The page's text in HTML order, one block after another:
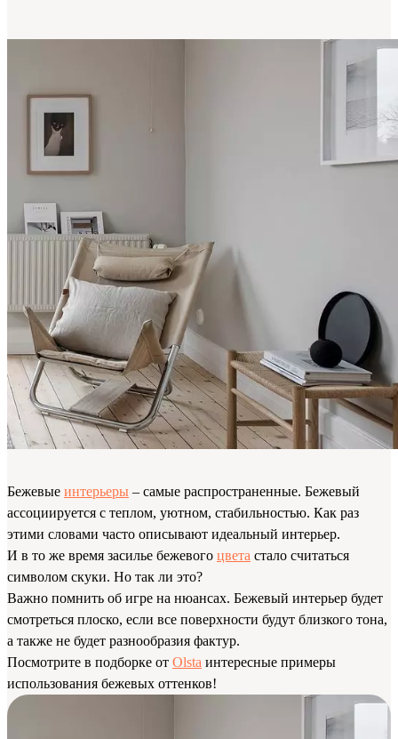
Бежевые интерьеры – самые распространенные. Бежевый
ассоциируется с теплом, уютном, стабильностью. Как раз
этими словами часто описывают идеальный интерьер.
И в то же время засилье бежевого цвета стало считаться
символом скуки. Но так ли это?
Важно помнить об игре на нюансах. Бежевый интерьер будет
смотреться плоско, если все поверхности будут близкого тона,
а также не будет разнообразия фактур.
Посмотрите в подборке от Olsta интересные примеры
использования бежевых оттенков!